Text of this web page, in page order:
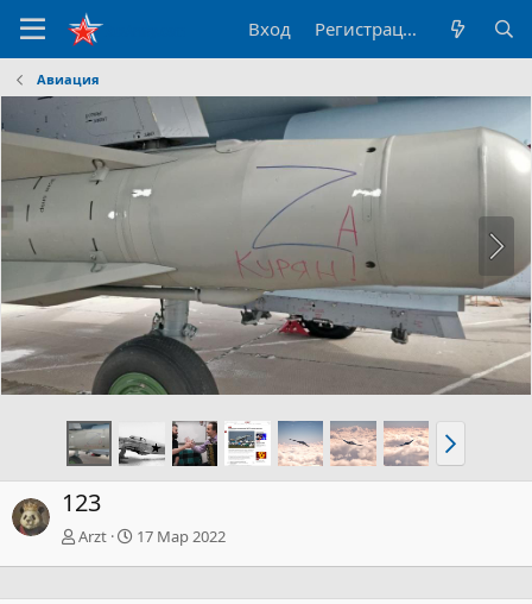
Вход Регистрация
Авиация
123
Arzt 17 Мар 2022